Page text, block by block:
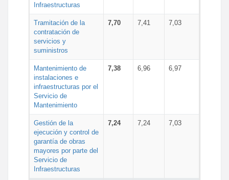
Infraestructuras
Tramitación de la
contratación de
servicios y
suministros
7,70 7,41 7,03
Mantenimiento de
instalaciones e
infraestructuras por el
Servicio de
Mantenimiento
7,38 6,96 6,97
Gestión de la
ejecución y control de
garantía de obras
mayores por parte del
Servicio de
Infraestructuras
7,24 7,24 7,03